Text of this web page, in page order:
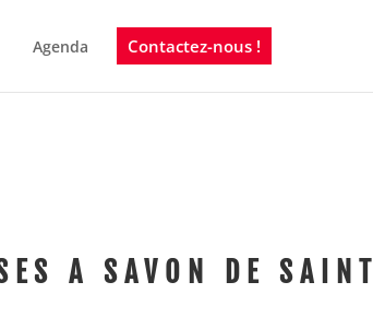
Agenda Contactez-nous !
A SAVON DE SAINT